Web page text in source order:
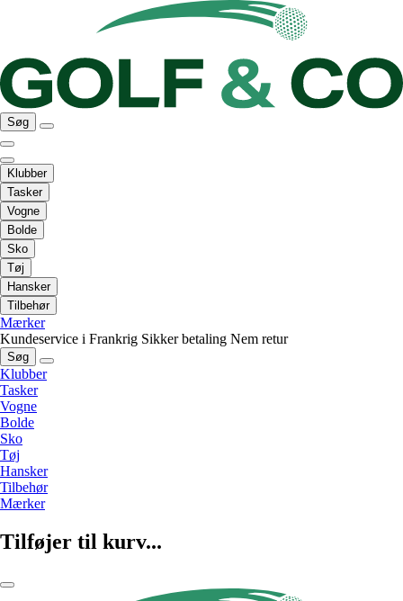
Søg
Klubber
Tasker
Vogne
Bolde
Sko
Tøj
Hansker
Tilbehør
Mærker
Kundeservice i Frankrig Sikker betaling Nem retur
Søg
Klubber
Tasker
Vogne
Bolde
Sko
Tøj
Hansker
Tilbehør
Mærker
Tilføjer til kurv...